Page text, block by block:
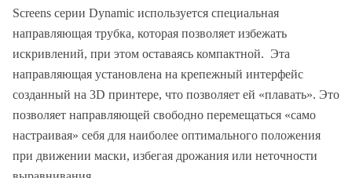
Screens серии Dynamic используется специальная
направляющая трубка, которая позволяет избежать
искривлений, при этом оставаясь компактной. Эта
направляющая установлена на крепежный интерфейс
созданный на 3D принтере, что позволяет ей «плавать». Это
позволяет направляющей свободно перемещаться «само
настраивая» себя для наиболее оптимального положения
при движении маски, избегая дрожания или неточности